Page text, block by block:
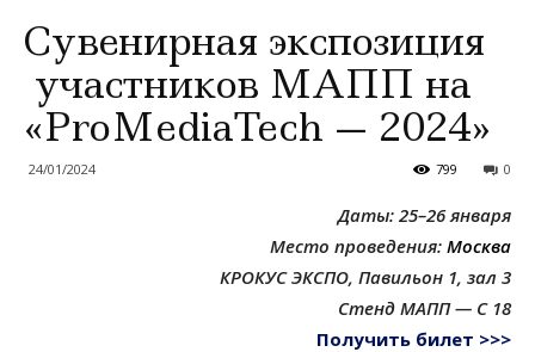
Сувенирная экспозиция
участников МАПП на
«ProMediaTech — 2024»
24/01/2024 0
799
Даты: 25–26 января
Место проведения: Москва
КРОКУС ЭКСПО, Павильон 1, зал 3
Стенд МАПП — С 18
Получить билет >>>